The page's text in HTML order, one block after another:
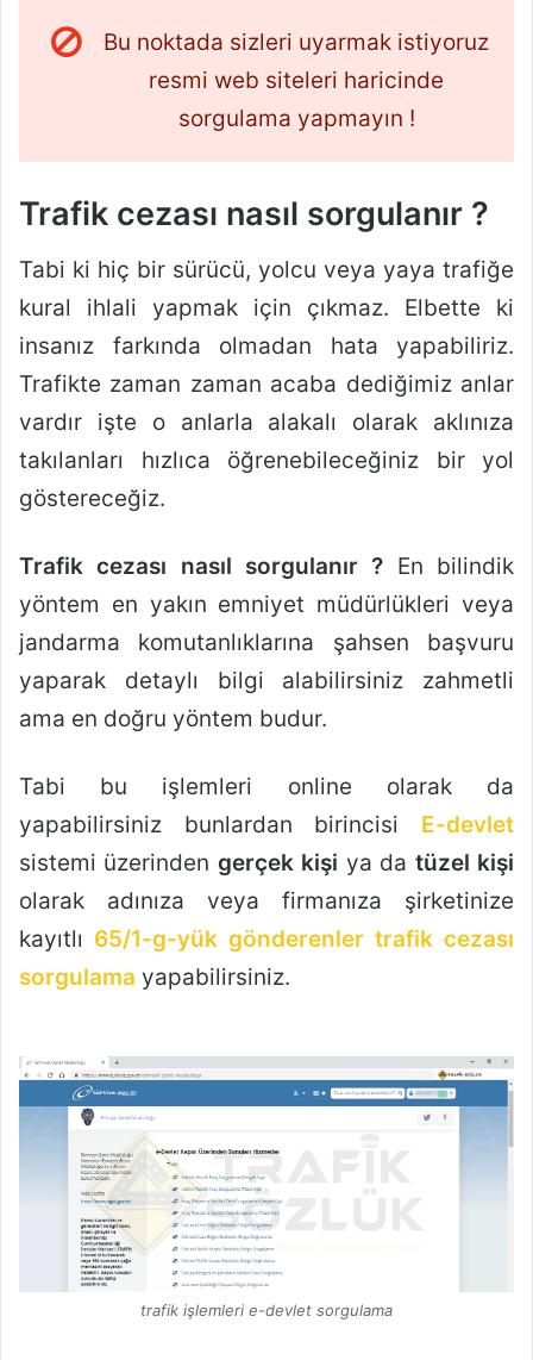
Bu noktada sizleri uyarmak istiyoruz
resmi web siteleri haricinde
sorgulama yapmayın !
Trafik cezası nasıl sorgulanır ?
Tabi ki hiç bir sürücü, yolcu veya yaya trafiğe
kural ihlali yapmak için çıkmaz. Elbette ki
insanız farkında olmadan hata yapabiliriz.
Trafikte zaman zaman acaba dediğimiz anlar
vardır işte o anlarla alakalı olarak aklınıza
takılanları hızlıca öğrenebileceğiniz bir yol
göstereceğiz.
Trafik cezası nasıl sorgulanır ? En bilindik
yöntem en yakın emniyet müdürlükleri veya
jandarma komutanlıklarına şahsen başvuru
yaparak detaylı bilgi alabilirsiniz zahmetli
ama en doğru yöntem budur.
Tabi bu işlemleri online olarak da
yapabilirsiniz bunlardan birincisi E-devlet
sistemi üzerinden gerçek kişi ya da tüzel kişi
olarak adınıza veya firmanıza şirketinize
kayıtlı 65/1-g-yük gönderenler trafik cezası
sorgulama yapabilirsiniz.
trafik işlemleri e-devlet sorgulama